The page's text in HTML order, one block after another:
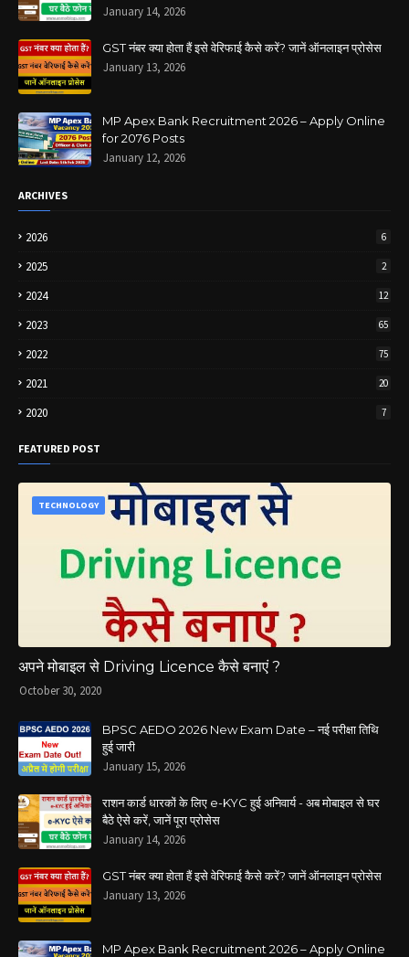
January 14, 2026
GST नंबर क्या होता हैं इसे वेरिफाई कैसे करें? जानें ऑनलाइन प्रोसेस
January 13, 2026
MP Apex Bank Recruitment 2026 – Apply Online
for 2076 Posts
January 12, 2026
ARCHIVES
2026 6
2025 2
2024 12
2023 65
2022 75
2021 20
2020 7
FEATURED POST
TECHNOLOGY
अपने मोबाइल से Driving Licence कैसे बनाएं ?
October 30, 2020
BPSC AEDO 2026 New Exam Date – नई परीक्षा तिथि
हुई जारी
January 15, 2026
राशन कार्ड धारकों के लिए e-KYC हुई अनिवार्य - अब मोबाइल से घर
बैठे ऐसे करें, जानें पूरा प्रोसेस
January 14, 2026
GST नंबर क्या होता हैं इसे वेरिफाई कैसे करें? जानें ऑनलाइन प्रोसेस
January 13, 2026
MP Apex Bank Recruitment 2026 – Apply Online